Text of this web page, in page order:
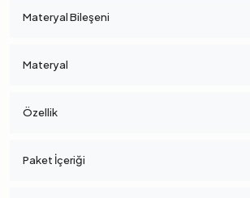
Materyal Bileşeni
Materyal
Özellik
Paket İçeriği